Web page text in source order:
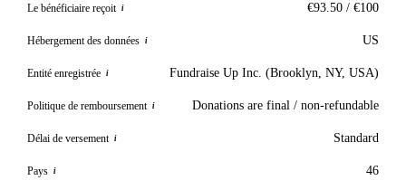
Le bénéficiaire reçoit i €93.50 / €100
Hébergement des données i US
Entité enregistrée i Fundraise Up Inc. (Brooklyn, NY, USA)
Politique de remboursement i Donations are final / non-refundable
Délai de versement i Standard
Pays i 46